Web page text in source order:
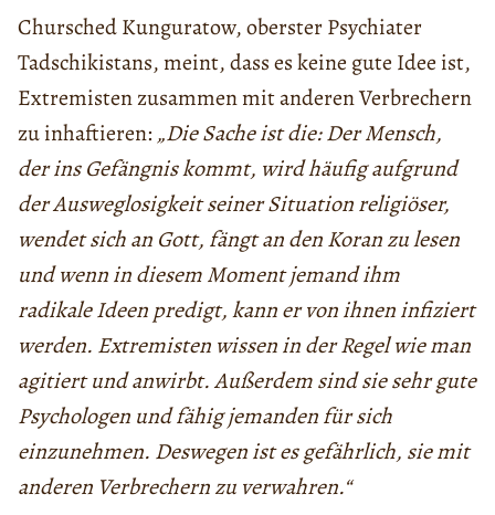
Chursched Kunguratow, oberster Psychiater
Tadschikistans, meint, dass es keine gute Idee ist,
Extremisten zusammen mit anderen Verbrechern
zu inhaftieren: „Die Sache ist die: Der Mensch,
der ins Gefängnis kommt, wird häufig aufgrund
der Ausweglosigkeit seiner Situation religiöser,
wendet sich an Gott, fängt an den Koran zu lesen
und wenn in diesem Moment jemand ihm
radikale Ideen predigt, kann er von ihnen infiziert
werden. Extremisten wissen in der Regel wie man
agitiert und anwirbt. Außerdem sind sie sehr gute
Psychologen und fähig jemanden für sich
einzunehmen. Deswegen ist es gefährlich, sie mit
anderen Verbrechern zu verwahren.“